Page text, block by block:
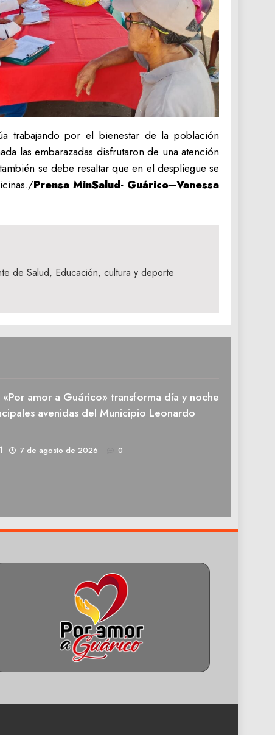
trabajando por el bienestar de la población
las embarazadas disfrutaron de una atención
se debe resaltar que en el despliegue se
Prensa MinSalud- Guárico–Vanessa
de Salud, Educación, cultura y deporte
«Por amor a Guárico» transforma día y noche
avenidas del Municipio Leonardo
7 de agosto de 2026 0